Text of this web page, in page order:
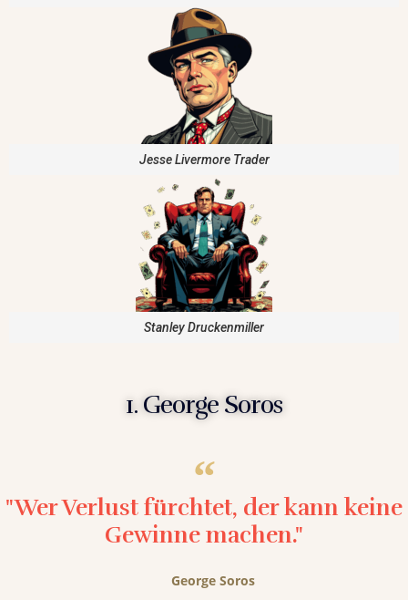
Jesse Livermore Trader
Stanley Druckenmiller
1. George Soros
"Wer Verlust fürchtet, der kann keine
Gewinne machen."
George Soros